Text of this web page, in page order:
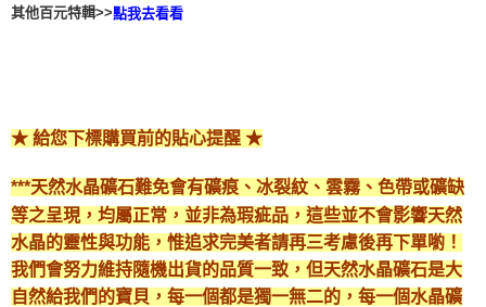
其他百元特輯>>點我去看看
★ 給您下標購買前的貼心提醒 ★
***天然水晶礦石難免會有礦痕、冰裂紋、雲霧、色帶或礦缺
等之呈現，均屬正常，並非為瑕疵品，這些並不會影響天然
水晶的靈性與功能，惟追求完美者請再三考慮後再下單喲！
我們會努力維持隨機出貨的品質一致，但天然水晶礦石是大
自然給我們的寶貝，每一個都是獨一無二的，每一個水晶礦